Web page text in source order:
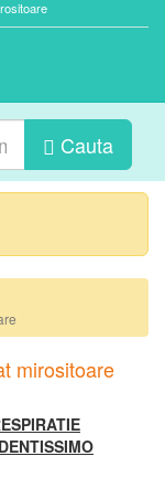
Cauta
mirositoare